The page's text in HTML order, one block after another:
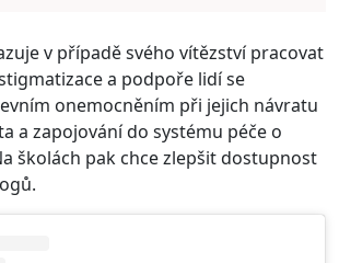
v případě svého vítězství pracovat
a podpoře lidí se
onemocněním při jejich návratu
a zapojování do systému péče o
školách pak chce zlepšit dostupnost